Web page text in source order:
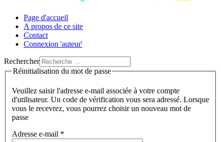
Page d'accueil
A propos de ce site
Contact
Connexion 'auteur'
Rechercher
Réinitialisation du mot de passe
Veuillez saisir l'adresse e-mail associée à votre compte
d'utilisateur. Un code de vérification vous sera adressé. Lorsque
vous le recevrez, vous pourrez choisir un nouveau mot de
passe
Adresse e-mail *